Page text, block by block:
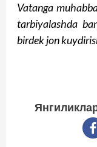
Vatanga
tarbiyalashda
birdek jon